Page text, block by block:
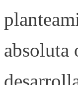
absoluta